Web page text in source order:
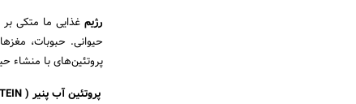
رژیم غذایی ما متکی
حیوانی. حبوبات،
پروتئین‌های با منشاء
پروتئین آب پنیر ( WHEY PROTEIN ) چیست؟